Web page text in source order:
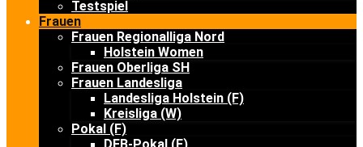
Testspiel
Frauen
Frauen Regionalliga Nord
Holstein Women
Frauen Oberliga SH
Frauen Landesliga
Landesliga Holstein (F)
Kreisliga (W)
Pokal (F)